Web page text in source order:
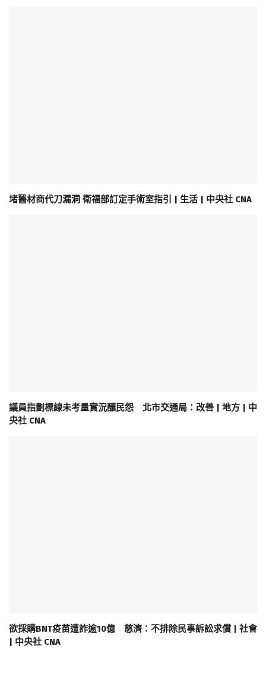
堵醫材商代刀漏洞 衛福部訂定手術室指引 | 生活 | 中央社 CNA
議員指劃標線未考量實況釀民怨 北市交通局：改善 | 地方 | 中
央社 CNA
欲採購BNT疫苗遭詐逾10億 慈濟：不排除民事訴訟求償 | 社會
| 中央社 CNA